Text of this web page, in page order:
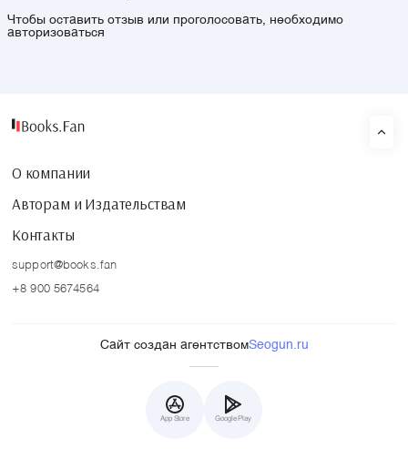
Чтобы оставить отзыв или проголосовать, необходимо
авторизоваться
О компании
Авторам и Издательствам
Контакты
support@books.fan
+8 900 5674564
Сайт создан агентствомSeogun.ru
App Store Google Play